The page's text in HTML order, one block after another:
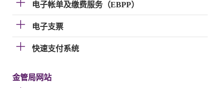
电子帐单及缴费服务（EBPP）
电子支票
快速支付系统
金管局网站